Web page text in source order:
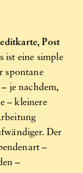
Post
ist eine simple
spontane
je nachdem,
– kleinere
Der
–
–